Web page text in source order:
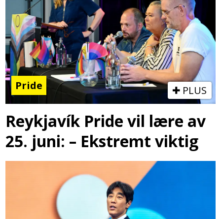
Pride PLUS
Reykjavík Pride vil lære av
25. juni: – Ekstremt viktig